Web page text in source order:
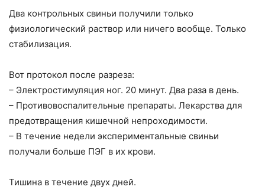
Два контрольных свиньи получили только
физиологический раствор или ничего вообще. Только
стабилизация.
Вот протокол после разреза:
– Электростимуляция ног. 20 минут. Два раза в день.
– Противовоспалительные препараты. Лекарства для
предотвращения кишечной непроходимости.
– В течение недели экспериментальные свиньи
получали больше ПЭГ в их крови.
Тишина в течение двух дней.